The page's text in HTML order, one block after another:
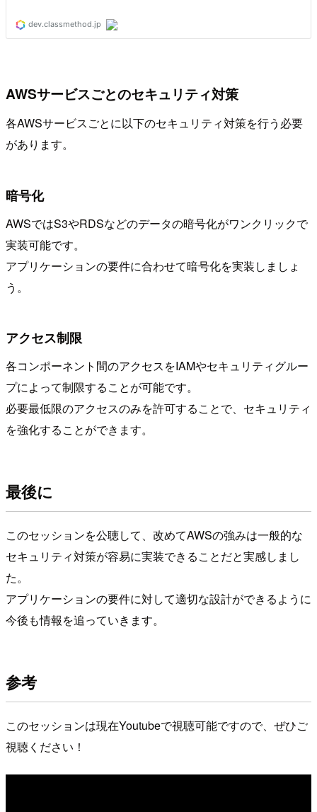
AWSサービスごとのセキュリティ対策
各AWSサービスごとに以下のセキュリティ対策を行う必要
があります。
暗号化
AWSではS3やRDSなどのデータの暗号化がワンクリックで
実装可能です。
アプリケーションの要件に合わせて暗号化を実装しましょ
う。
アクセス制限
各コンポーネント間のアクセスをIAMやセキュリティグルー
プによって制限することが可能です。
必要最低限のアクセスのみを許可することで、セキュリティ
を強化することができます。
最後に
このセッションを公聴して、改めてAWSの強みは一般的な
セキュリティ対策が容易に実装できることだと実感しまし
た。
アプリケーションの要件に対して適切な設計ができるように
今後も情報を追っていきます。
参考
このセッションは現在Youtubeで視聴可能ですので、ぜひご
視聴ください！